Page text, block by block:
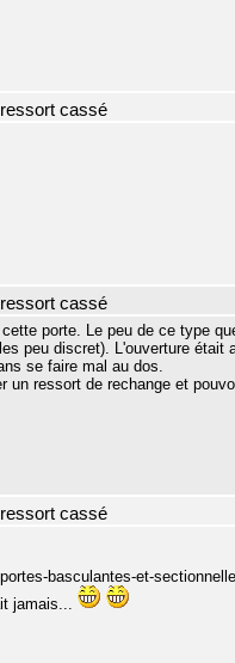
cassé
cassé
porte. Le peu de ce type
peu discret). L'ouverture
se faire mal au dos.
un ressort de rechange et
cassé
basculantes-et-
jamais...